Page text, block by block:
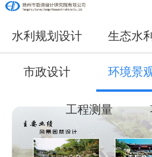
水利规划设计 生态水利
市政设计 环境景
工程测量